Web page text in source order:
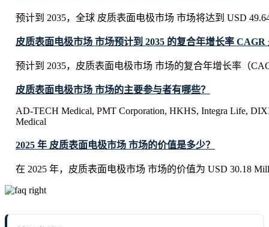
预计到 2035，全球 皮质表面电极市场 市场将达到 USD
皮质表面电极市场 市场预计到 2035 的复合年增长率 CAGR
预计到 2035，皮质表面电极市场 市场的复合年增长率（
皮质表面电极市场 市场的主要参与者有哪些？
AD-TECH Medical, PMT Corporation, HKHS, Integra Life,
Medical
2025 年 皮质表面电极市场 市场的价值是多少？
在 2025 年，皮质表面电极市场 市场的价值为 USD 30.18